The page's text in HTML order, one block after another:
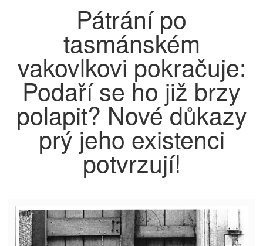
Pátrání po
tasmánském
vakovlkovi pokračuje:
Podaří se ho již brzy
polapit? Nové důkazy
prý jeho existenci
potvrzují!